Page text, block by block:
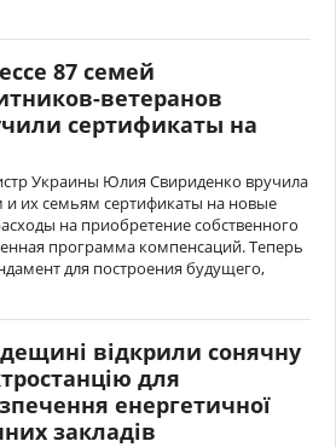
87 семей
ветеранов
сертификаты на
Украины Юлия Свириденко вручила
их семьям сертификаты на новые
на приобретение собственного
программа компенсаций. Теперь
для построения будущего,
відкрили сонячну
для
енергетичної
закладів